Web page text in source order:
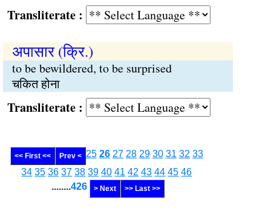
:
अपासार (क्रि.)
to be bewildered, to be surprised
चकित होना
:
<< First << Prev < 25 26 27 28 29 30 31 32 33
34 35 36 37 38 39 40 41 42 43 44 45 46
........426 > Next >> Last >>